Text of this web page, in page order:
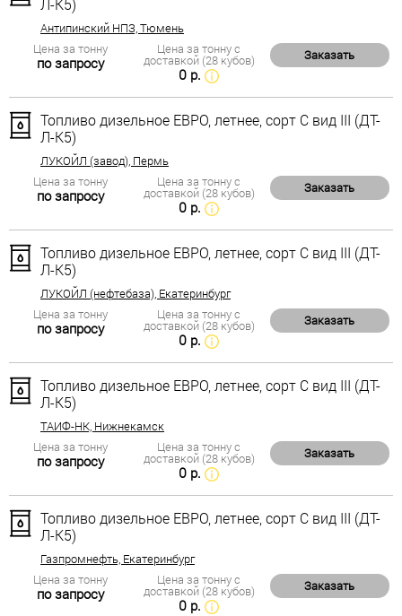
Л-К5)
Антипинский НПЗ, Тюмень
Цена за тонну
по запросу
Цена за тонну с
доставкой (28 кубов)
0 р.
Заказать
Топливо дизельное ЕВРО, летнее, сорт С вид III (ДТ-
Л-К5)
ЛУКОЙЛ (завод), Пермь
Цена за тонну
по запросу
Цена за тонну с
доставкой (28 кубов)
0 р.
Заказать
Топливо дизельное ЕВРО, летнее, сорт С вид III (ДТ-
Л-К5)
ЛУКОЙЛ (нефтебаза), Екатеринбург
Цена за тонну
по запросу
Цена за тонну с
доставкой (28 кубов)
0 р.
Заказать
Топливо дизельное ЕВРО, летнее, сорт С вид III (ДТ-
Л-К5)
ТАИФ-НК, Нижнекамск
Цена за тонну
по запросу
Цена за тонну с
доставкой (28 кубов)
0 р.
Заказать
Топливо дизельное ЕВРО, летнее, сорт С вид III (ДТ-
Л-К5)
Газпромнефть, Екатеринбург
Цена за тонну
по запросу
Цена за тонну с
доставкой (28 кубов)
0 р.
Заказать